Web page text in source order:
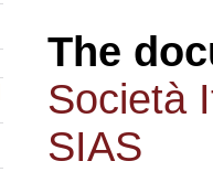
The
Società
SIAS